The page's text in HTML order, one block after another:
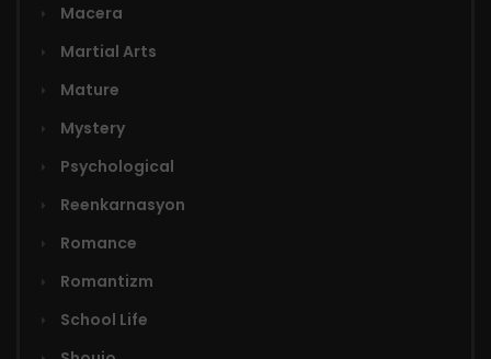
Macera
Martial Arts
Mature
Mystery
Psychological
Reenkarnasyon
Romance
Romantizm
School Life